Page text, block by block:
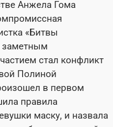
Анжела Гома
«Битвы
заметным
стал конфликт
Полиной
в первом
правила
маску, и назвала